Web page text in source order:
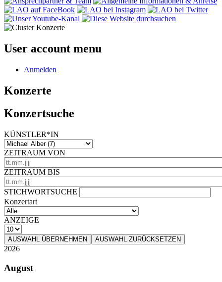
User account menu
Anmelden
Konzerte
Konzertsuche
KÜNSTLER*IN
ZEITRAUM VON
ZEITRAUM BIS
STICHWORTSUCHE
Konzertart
ANZEIGE
AUSWAHL ÜBERNEHMEN AUSWAHL ZURÜCKSETZEN
2026
August